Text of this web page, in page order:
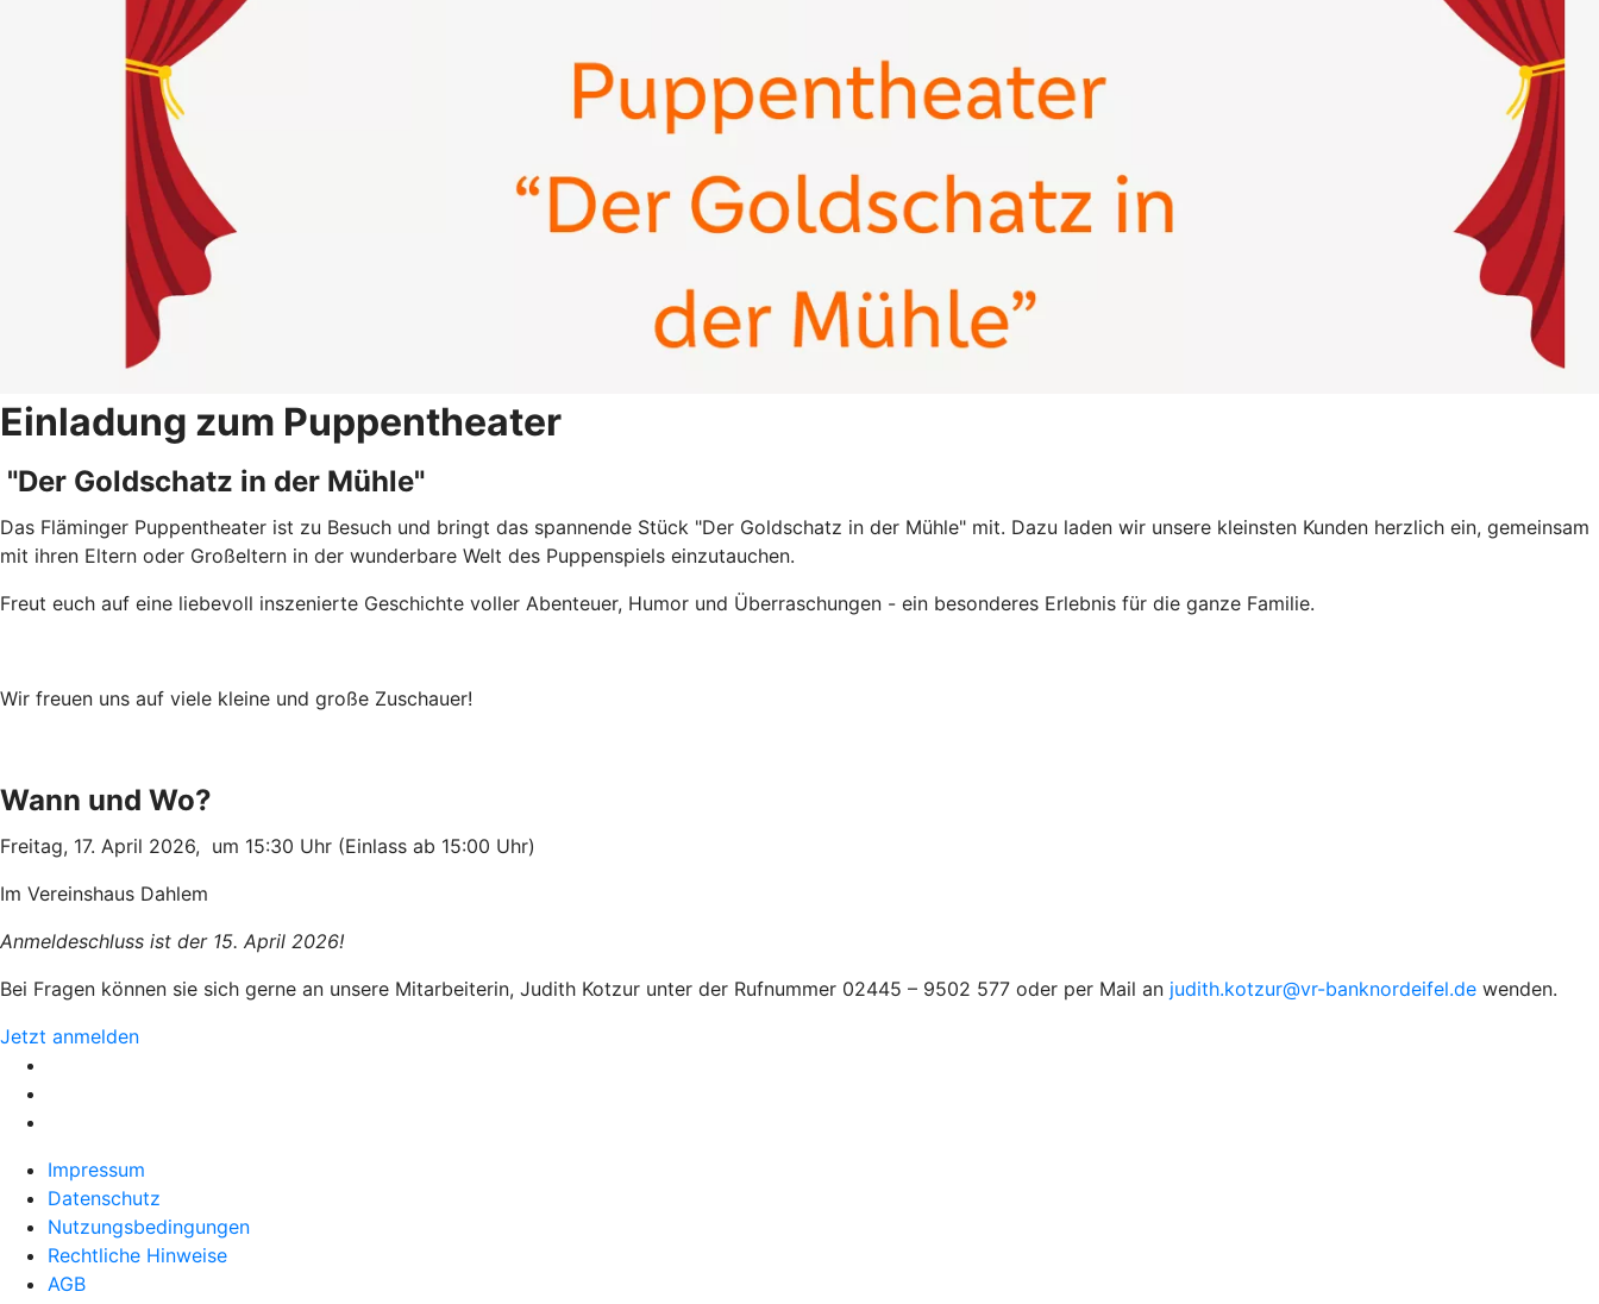
Einladung zum Puppentheater
"Der Goldschatz in der Mühle"
Das Fläminger Puppentheater ist zu Besuch und bringt das spannende Stück "Der Goldschatz in der Mühle" mit. Dazu laden wir unsere kleinsten Kunden herzlich ein, gemeinsam
mit ihren Eltern oder Großeltern in der wunderbare Welt des Puppenspiels einzutauchen.
Freut euch auf eine liebevoll inszenierte Geschichte voller Abenteuer, Humor und Überraschungen - ein besonderes Erlebnis für die ganze Familie.
Wir freuen uns auf viele kleine und große Zuschauer!
Wann und Wo?
Freitag, 17. April 2026, um 15:30 Uhr (Einlass ab 15:00 Uhr)
Im Vereinshaus Dahlem
Anmeldeschluss ist der 15. April 2026!
Bei Fragen können sie sich gerne an unsere Mitarbeiterin, Judith Kotzur unter der Rufnummer 02445 – 9502 577 oder per Mail an judith.kotzur@vr-banknordeifel.de wenden.
Jetzt anmelden
Impressum
Datenschutz
Nutzungsbedingungen
Rechtliche Hinweise
AGB